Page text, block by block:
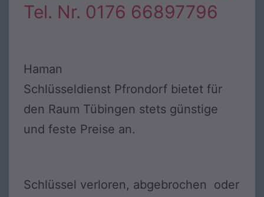
Tel. Nr. 0176 66897796
Haman
Schlüsseldienst Pfrondorf bietet für
den Raum Tübingen stets günstige
und feste Preise an.
Schlüssel verloren, abgebrochen oder